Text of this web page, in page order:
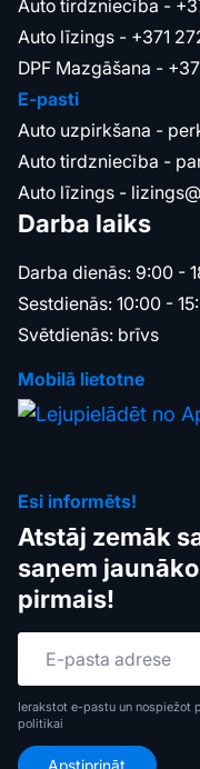
Auto tirdzniecība -
Auto līzings - +371
DPF Mazgāšana -
E-pasti
Auto uzpirkšana -
Auto tirdzniecība -
Auto līzings -
Darba laiks
Darba dienās: 9:00 -
Sestdienās: 10:00 -
Svētdienās: brīvs
Mobilā lietotne
Esi informēts!
Atstāj zemāk
saņem
pirmais!
Ierakstot e-pastu un nospiežot
politikai